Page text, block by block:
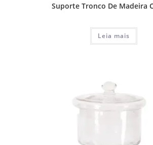
Suporte Tronco De Madeira
Leia mais